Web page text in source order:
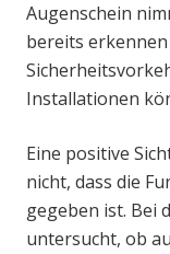
Augenschein
bereits
Installationen
Eine positive
nicht, dass die
gegeben ist. Bei
untersucht, ob